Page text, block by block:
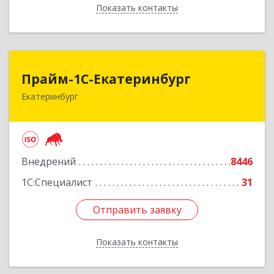
Показать контакты
Назад
Прайм-1С-Екатеринбург
Екатеринбург
Внедрений
8446
1С:Специалист
31
Отправить заявку
Показать контакты
Прайм-1С-Екатеринбург
620142, Свердловская обл, Екатеринбург г, 8
Отправить заявку
Назад